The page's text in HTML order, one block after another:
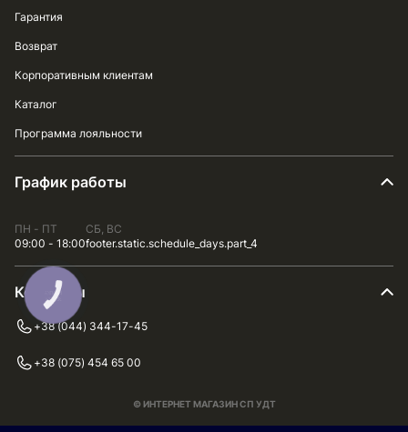
Гарантия
Возврат
Корпоративным клиентам
Каталог
Программа лояльности
График работы
ПН - ПТ
09:00 - 18:00
СБ, ВС
footer.static.schedule_days.part_4
Контакты
+38 (044) 344-17-45
+38 (075) 454 65 00
© ИНТЕРНЕТ МАГАЗИН СП УДТ
КНОПКА
ЗВ'ЯЗКУ